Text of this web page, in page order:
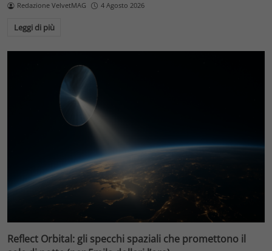
Redazione VelvetMAG 4 Agosto 2026
Leggi di più
Reflect Orbital: gli specchi spaziali che promettono il